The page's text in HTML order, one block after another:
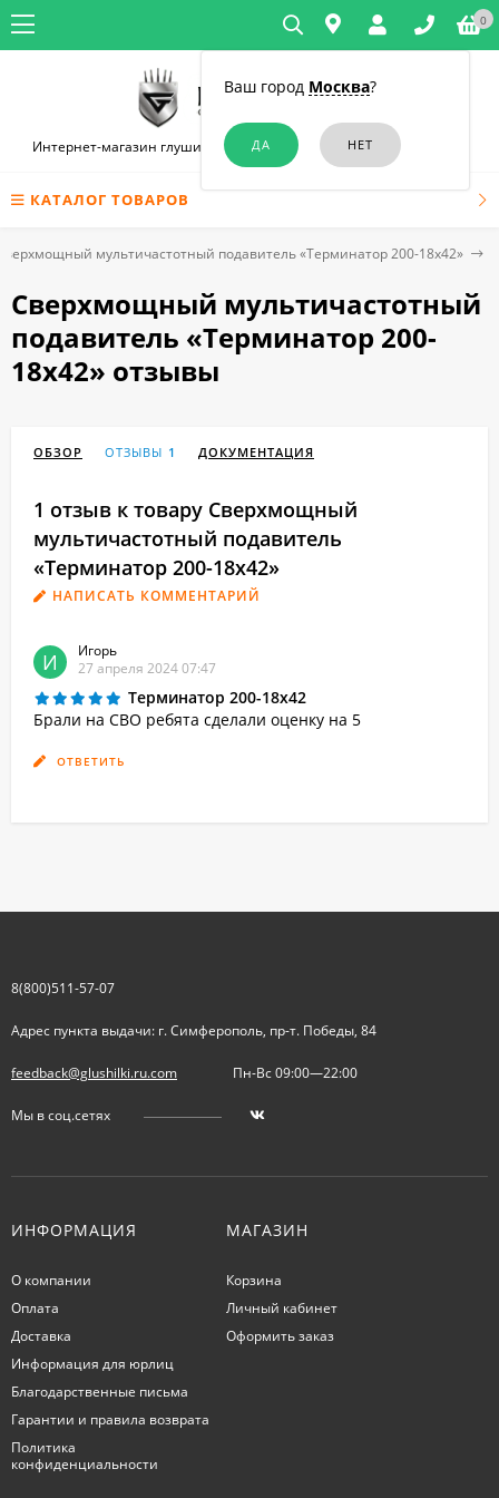
Ваш город Москва?
0
Интернет-магазин глушилок связи и диктофонов в Симферополе
КАТАЛОГ ТОВАРОВ
мультичастотный подавитель «Терминатор 200-18х42»
Сверхмощный мультичастотный
подавитель «Терминатор 200-
18х42» отзывы
ОБЗОР ОТЗЫВЫ 1 ДОКУМЕНТАЦИЯ
1 отзыв к товару Сверхмощный
мультичастотный подавитель
«Терминатор 200-18х42»
НАПИСАТЬ КОММЕНТАРИЙ
И
Игорь
27 апреля 2024 07:47
Терминатор 200-18х42
Брали на СВО ребята сделали оценку на 5
ОТВЕТИТЬ
8(800)511-57-07
Адрес пункта выдачи: г. Симферополь, пр-т. Победы, 84
feedback@glushilki.ru.com Пн-Вс 09:00—22:00
Мы в соц.сетях
ИНФОРМАЦИЯ
О компании
Оплата
Доставка
Информация для юрлиц
Благодарственные письма
Гарантии и правила возврата
Политика
конфиденциальности
МАГАЗИН
Корзина
Личный кабинет
Оформить заказ